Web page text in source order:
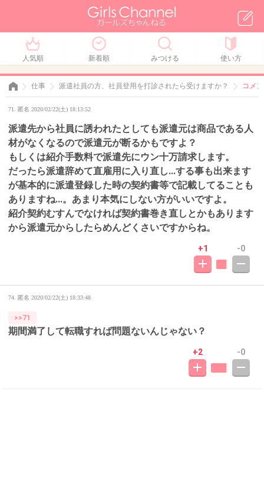
人気順 新着順 みつける 使い方
仕事 派遣社員の方、社員登用を打診されたら受けますか？ コメ
71. 匿名 2020/02/22(土) 18:13:52
派遣先から社員に誘われたとしても派遣元は商品である人
材がなくなるので派遣元が断るかもですよ？
もしくは紹介手数料で派遣先にウン十万請求します。
だったら派遣辞めて直雇用に入り直し...する事も出来ます
が基本的に派遣登録した時の契約書等で記載してることも
ありますね...。あまり本気にしない方がいいですよ。
紹介契約むすんでなければ契約書巻き直しとかもあります
から派遣元からしたらめんどくさいですからね。
+1 -0
74. 匿名 2020/02/22(土) 18:33:48
>>71
期間満了して転職すれば問題ないんじゃない？
+2 -0